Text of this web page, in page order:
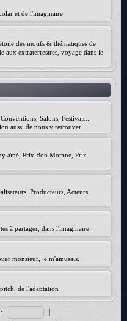
et de l'imaginaire
des motifs & thématiques de
aux extraterrestres, voyage dans le
Salons, Festivals...
aussi de nous y retrouver.
aîné, Prix Bob Morane, Prix
Producteurs, Acteurs,
à partager, dans l'imaginaire
monsieur, je m'amusais.
de l'adaptation
|